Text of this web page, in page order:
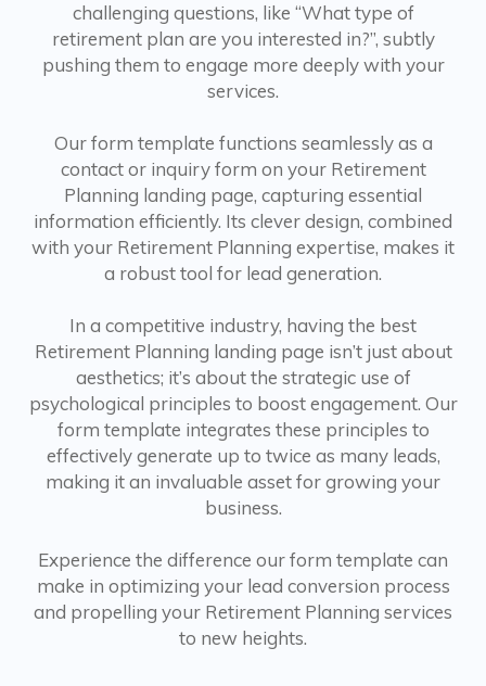
challenging questions, like “What type of
retirement plan are you interested in?”, subtly
pushing them to engage more deeply with your
services.
Our form template functions seamlessly as a
contact or inquiry form on your Retirement
Planning landing page, capturing essential
information efficiently. Its clever design, combined
with your Retirement Planning expertise, makes it
a robust tool for lead generation.
In a competitive industry, having the best
Retirement Planning landing page isn’t just about
aesthetics; it’s about the strategic use of
psychological principles to boost engagement. Our
form template integrates these principles to
effectively generate up to twice as many leads,
making it an invaluable asset for growing your
business.
Experience the difference our form template can
make in optimizing your lead conversion process
and propelling your Retirement Planning services
to new heights.